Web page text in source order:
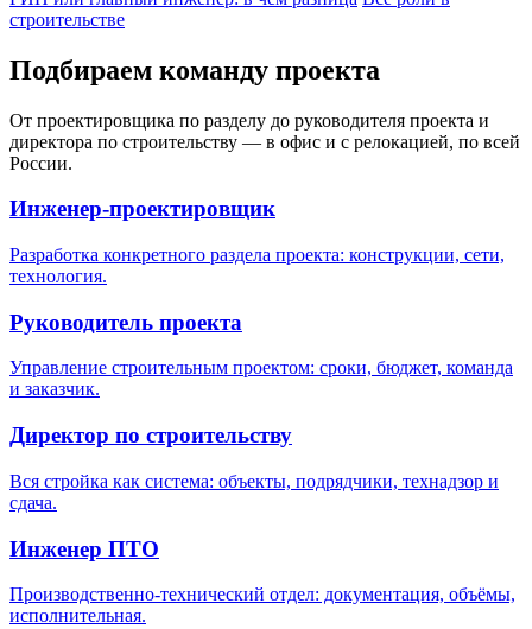
строительстве
Подбираем команду проекта
От проектировщика по разделу до руководителя проекта и
директора по строительству — в офис и с релокацией, по всей
России.
Инженер‑проектировщик
Разработка конкретного раздела проекта: конструкции, сети,
технология.
Руководитель проекта
Управление строительным проектом: сроки, бюджет, команда
и заказчик.
Директор по строительству
Вся стройка как система: объекты, подрядчики, технадзор и
сдача.
Инженер ПТО
Производственно‑технический отдел: документация, объёмы,
исполнительная.